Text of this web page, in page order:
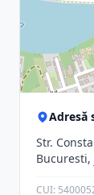
Adresă
Str.
CUI: